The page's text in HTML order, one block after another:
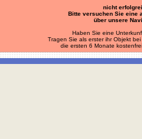
nicht
Bitte versuchen Sie eine
über unsere
Haben Sie eine
Tragen Sie als erster ihr Objekt
die ersten 6 Monate